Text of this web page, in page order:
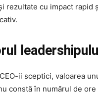
rezultate cu impact rapid
ii sceptici, valoarea
constă în numărul de